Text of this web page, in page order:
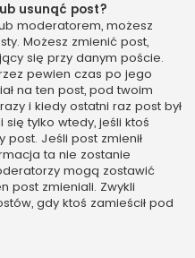
usunąć post?
moderatorem, możesz
Możesz zmienić post,
się przy danym poście.
pewien czas po jego
na ten post, pod twoim
i kiedy ostatni raz post był
tylko wtedy, jeśli ktoś
post. Jeśli post zmienił
ta nie zostanie
mogą zostawić
post zmieniali. Zwykli
gdy ktoś zamieścił pod